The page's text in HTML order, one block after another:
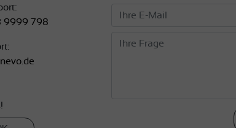
9999 798